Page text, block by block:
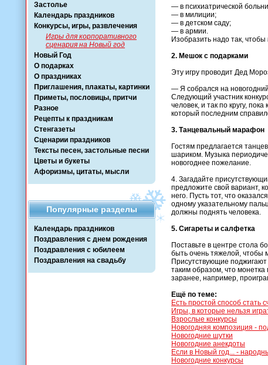
Застолье
Календарь праздников
Конкурсы, игры, развлечения
Игры для корпоративного
сценария на Новый год
Новый Год
О подарках
О праздниках
Приглашения, плакаты, картинки
Приметы, пословицы, притчи
Разное
Рецепты к праздникам
Стенгазеты
Сценарии праздников
Тексты песен, застольные песни
Цветы и букеты
Афоризмы, цитаты, мысли
Популярные разделы
Календарь праздников
Поздравления с днем рождения
Поздравления с юбилеем
Поздравления на свадьбу
— в психиатрической
— в милиции;
— в детском саду;
— в армии.
Изобразить надо так,
2. Мешок с подарками
Эту игру проводит Дед
— Я собрался на
Следующий участник
человек, и так по кругу,
который последним
3. Танцевальный марафон
Гостям предлагается
шариком. Музыка
новогоднее пожелание.
4. Загадайте
предложите свой вариант,
него. Пусть тот, что
одному указательному
должны поднять человека.
5. Сигареты и салфетка
Поставьте в центре стола
быть очень тяжелой, чтобы
Присутствующие поджигают
таким образом, что
заранее, например,
Ещё по теме:
Есть простой способ стать
Игры, в которые нельзя
Взрослые конкурсы
Новогодняя композиция -
Новогодние шутки
Новогодние анекдоты
Если в Новый год... -
Новогодние конкурсы